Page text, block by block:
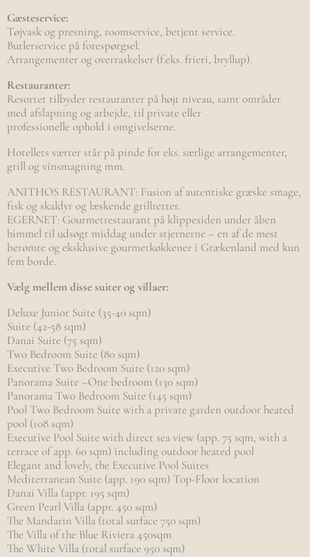
Gæsteservice:
Tøjvask og presning, roomservice, betjent service.
Butlerservice på forespørgsel.
Arrangementer og overraskelser (f.eks. frieri, bryllup).
Restauranter:
Resortet tilbyder restauranter på højt niveau, samt områder
med afslapning og arbejde, til private eller
professionelle ophold i omgivelserne.
Hotellets værter står på pinde for eks. særlige arrangementer,
grill og vinsmagning mm.
ANITHOS RESTAURANT: Fusion af autentiske græske smage,
fisk og skaldyr og læskende grillretter.
EGERNET: Gourmetrestaurant på klippesiden under åben
himmel til udsøgt middag under stjernerne – en af de mest
berømte og eksklusive gourmetkøkkener i Grækenland med kun
fem borde.
Vælg mellem disse suiter og villaer:
Deluxe Junior Suite (35-40 sqm)
Suite (42-58 sqm)
Danai Suite (75 sqm)
Two Bedroom Suite (80 sqm)
Executive Two Bedroom Suite (120 sqm)
Panorama Suite –One bedroom (130 sqm)
Panorama Two Bedroom Suite (145 sqm)
Pool Two Bedroom Suite with a private garden outdoor heated
pool (108 sqm)
Executive Pool Suite with direct sea view (app. 75 sqm, with a
terrace of app. 60 sqm) including outdoor heated pool
Elegant and lovely, the Executive Pool Suites
Mediterranean Suite (app. 190 sqm) Top-Floor location
Danai Villa (appr. 195 sqm)
Green Pearl Villa (appr. 450 sqm)
The Mandarin Villa (total surface 750 sqm)
The Villa of the Blue Riviera 450sqm
The White Villa (total surface 950 sqm)